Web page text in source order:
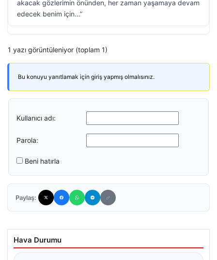
akacak gözlerimin önünden, her zaman yaşamaya devam
edecek benim için…”
1 yazı görüntüleniyor (toplam 1)
Bu konuyu yanıtlamak için giriş yapmış olmalısınız.
Kullanıcı adı:
Parola:
Beni hatırla
Paylaş:
Hava Durumu